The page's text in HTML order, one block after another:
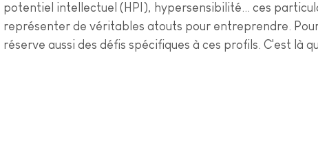
potentiel intellectuel (HPI), hypersensibilité... ces
représenter de véritables atouts pour entreprendre.
réserve aussi des défis spécifiques à ces profils. C'est là